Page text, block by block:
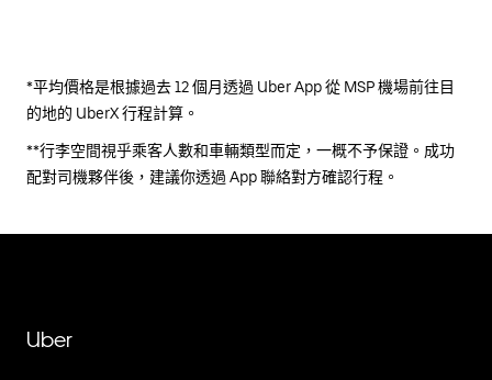
*平均價格是根據過去 12 個月透過 Uber App 從 MSP 機場前往目
的地的 UberX 行程計算。
**行李空間視乎乘客人數和車輛類型而定，一概不予保證。成功
配對司機夥伴後，建議你透過 App 聯絡對方確認行程。
Uber